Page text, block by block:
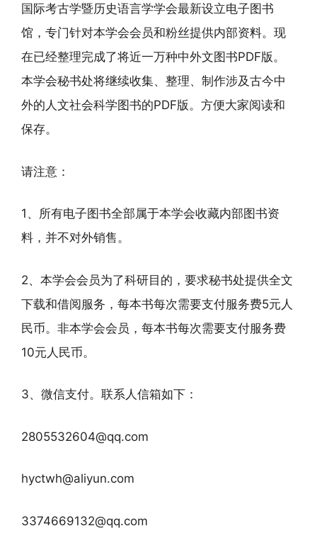
国际考古学暨历史语言学学会最新设立电子图书
馆，专门针对本学会会员和粉丝提供内部资料。现
在已经整理完成了将近一万种中外文图书PDF版。
本学会秘书处将继续收集、整理、制作涉及古今中
外的人文社会科学图书的PDF版。方便大家阅读和
保存。
请注意：
1、所有电子图书全部属于本学会收藏内部图书资
料，并不对外销售。
2、本学会会员为了科研目的，要求秘书处提供全文
下载和借阅服务，每本书每次需要支付服务费5元人
民币。非本学会会员，每本书每次需要支付服务费
10元人民币。
3、微信支付。联系人信箱如下：
2805532604@qq.com
hyctwh@aliyun.com
3374669132@qq.com